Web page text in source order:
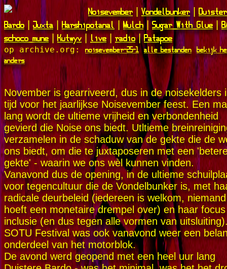
Noisevember|Vondelbunker|
Bardo| Juxta| Harshipotanal |Mulch|Sugar With Glue|
schoco mune| Kutwyv| live| radio|Patapoe
op archive.org: noisevember-25-1 alle bestanden bekijk
anders
November is gearriveerd, dus in de noisekelders
tijd voor het jaarlijkse Noisevember feest. Een
lang wordt de ultieme vrijheid en verbondenheid
gevierd die Noise ons biedt. Utltieme
verzamelen in de schaduw van de gekte die de
ons biedt, om die te juxtaposeren met een
gekte' - waarin we ons wèl kunnen vinden.
Vanavond dus de opening, in de ultieme
voor tegencultuur die de Vondelbunker is, met
radicale deurbeleid (iedereen is welkom, niemand
hoeft een monetaire drempel over) en haar
inclusie (en dus tegen alle vormen van
SOTU Festival was ook vanavond weer een
onderdeel van het motorblok.
De avond werd geopend met een heel uur lang